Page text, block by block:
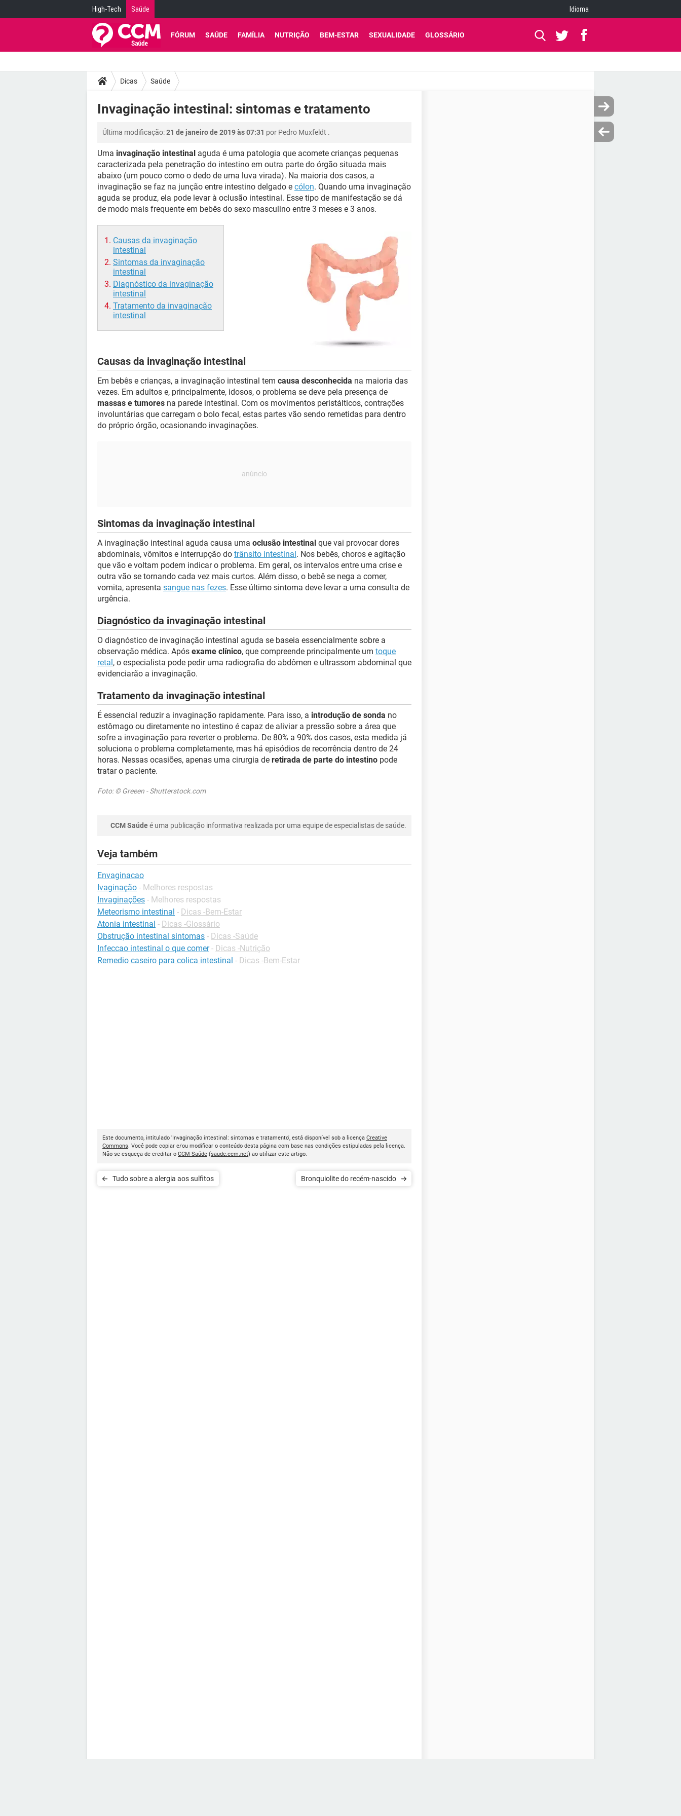
High-Tech Saúde Idioma
FÓRUM SAÚDE FAMÍLIA NUTRIÇÃO BEM-ESTAR SEXUALIDADE GLOSSÁRIO
Dicas Saúde
Invaginação intestinal: sintomas e tratamento
Última modificação:21 de janeiro de 2019 às 07:31 por Pedro Muxfeldt .
Uma invaginação intestinal aguda é uma patologia que acomete crianças pequenas
caracterizada pela penetração do intestino em outra parte do órgão situada mais
abaixo (um pouco como o dedo de uma luva virada). Na maioria dos casos, a
invaginação se faz na junção entre intestino delgado e cólon. Quando uma invaginação
aguda se produz, ela pode levar à oclusão intestinal. Esse tipo de manifestação se dá
de modo mais frequente em bebês do sexo masculino entre 3 meses e 3 anos.
Causas da invaginação
intestinal
Sintomas da invaginação
intestinal
Diagnóstico da invaginação
intestinal
Tratamento da invaginação
intestinal
Causas da invaginação intestinal
Em bebês e crianças, a invaginação intestinal tem causa desconhecida na maioria das
vezes. Em adultos e, principalmente, idosos, o problema se deve pela presença de
massas e tumores na parede intestinal. Com os movimentos peristálticos, contrações
involuntárias que carregam o bolo fecal, estas partes vão sendo remetidas para dentro
do próprio órgão, ocasionando invaginações.
Sintomas da invaginação intestinal
A invaginação intestinal aguda causa uma oclusão intestinal que vai provocar dores
abdominais, vômitos e interrupção do trânsito intestinal. Nos bebês, choros e agitação
que vão e voltam podem indicar o problema. Em geral, os intervalos entre uma crise e
outra vão se tornando cada vez mais curtos. Além disso, o bebê se nega a comer,
vomita, apresenta sangue nas fezes. Esse último sintoma deve levar a uma consulta de
urgência.
Diagnóstico da invaginação intestinal
O diagnóstico de invaginação intestinal aguda se baseia essencialmente sobre a
observação médica. Após exame clínico, que compreende principalmente um toque
retal, o especialista pode pedir uma radiografia do abdômen e ultrassom abdominal que
evidenciarão a invaginação.
Tratamento da invaginação intestinal
É essencial reduzir a invaginação rapidamente. Para isso, a introdução de sonda no
estômago ou diretamente no intestino é capaz de aliviar a pressão sobre a área que
sofre a invaginação para reverter o problema. De 80% a 90% dos casos, esta medida já
soluciona o problema completamente, mas há episódios de recorrência dentro de 24
horas. Nessas ocasiões, apenas uma cirurgia de retirada de parte do intestino pode
tratar o paciente.
Foto: © Greeen - Shutterstock.com
CCM Saúdeé uma publicação informativa realizada por uma equipe de especialistas de saúde.
Veja também
Envaginacao
Ivaginação - Melhores respostas
Invaginações - Melhores respostas
Meteorismo intestinal - Dicas -Bem-Estar
Atonia intestinal - Dicas -Glossário
Obstrução intestinal sintomas - Dicas -Saúde
Infeccao intestinal o que comer - Dicas -Nutrição
Remedio caseiro para colica intestinal - Dicas -Bem-Estar
Este documento, intitulado 'Invaginação intestinal: sintomas e tratamento', está disponível sob a licença Creative
Commons. Você pode copiar e/ou modificar o conteúdo desta página com base nas condições estipuladas pela licença.
Não se esqueça de creditar o CCM Saúde (saude.ccm.net) ao utilizar este artigo.
Tudo sobre a alergia aos sulfitos Bronquiolite do recém-nascido